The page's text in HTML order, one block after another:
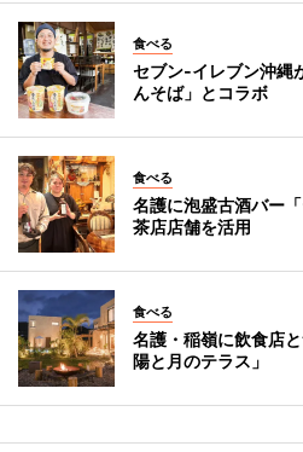
食べる
セブン‐イレブン沖縄
んそば」とコラボ
食べる
名護に泡盛古酒バー
茶店店舗を活用
食べる
名護・稲嶺に飲食店
陽と月のテラス」